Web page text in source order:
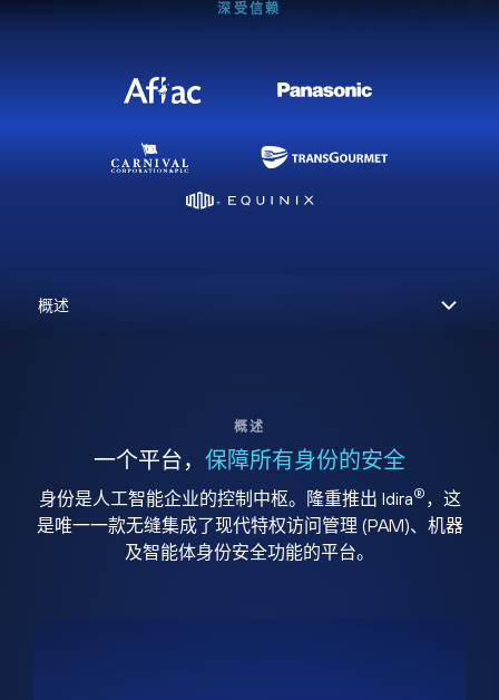
深受信赖
概述
一个平台， 保障所有身份的安全
身份是人工智能企业的控制中枢。隆重推出 Idira® ，这
是唯一一款无缝集成了现代特权访问管理 (PAM)、机器
及智能体身份安全功能的平台。